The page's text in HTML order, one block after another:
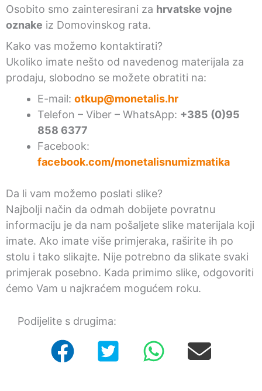
Osobito smo zainteresirani za hrvatske vojne
oznake iz Domovinskog rata.
Kako vas možemo kontaktirati?
Ukoliko imate nešto od navedenog materijala za
prodaju, slobodno se možete obratiti na:
E-mail: otkup@monetalis.hr
Telefon – Viber – WhatsApp: +385 (0)95
858 6377
Facebook:
facebook.com/monetalisnumizmatika
Da li vam možemo poslati slike?
Najbolji način da odmah dobijete povratnu
informaciju je da nam pošaljete slike materijala koji
imate. Ako imate više primjeraka, raširite ih po
stolu i tako slikajte. Nije potrebno da slikate svaki
primjerak posebno. Kada primimo slike, odgovoriti
ćemo Vam u najkraćem mogućem roku.
Podijelite s drugima: